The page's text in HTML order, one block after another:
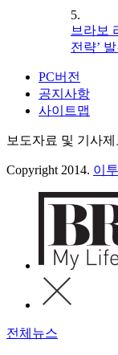
5.
브라보
전략’
PC버전
공지사항
사이트맵
보도자료 및 기사제
Copyright 2014. 이
전체뉴스